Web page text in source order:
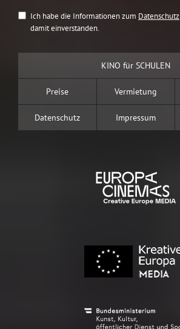
Ich habe die Informationen zum Datenschutz
damit einverstanden.
KINO für SCHULEN
Preise Vermietung
Datenschutz Impressum